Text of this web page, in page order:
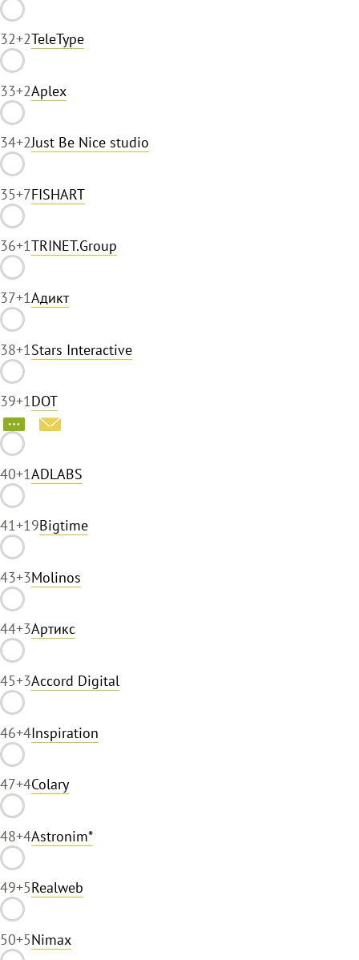
32+2TeleType
33+2Aplex
34+2Just Be Nice studio
35+7FISHART
36+1TRINET.Group
37+1Адикт
38+1Stars Interactive
39+1DOT
40+1ADLABS
41+19Bigtime
43+3Molinos
44+3Артикс
45+3Accord Digital
46+4Inspiration
47+4Colary
48+4Astronim*
49+5Realweb
50+5Nimax